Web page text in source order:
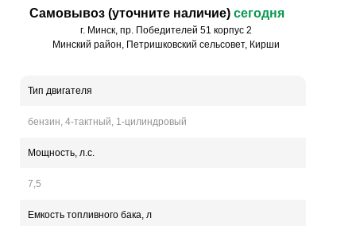
Тип двигателя
бензин, 4-тактный, 1-цилиндровый
Мощность, л.с.
7,5
Емкость топливного бака, л
г. Минск, пр. Победителей 51 корпус 2
Минский район, Петришковский сельсовет, Кирши
Самовывоз (уточните наличие) сегодня